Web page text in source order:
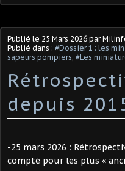
Publié le 25 Mars 2026 par
Publié dans : #Dossier 1 : les
sapeurs pompiers, #Les
depuis
-25 mars 2026 :
compté pour les plus «